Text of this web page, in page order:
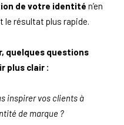
de votre identité n’en
le résultat plus rapide.
quelques questions
plus clair :
inspirer vos clients à
de marque ?